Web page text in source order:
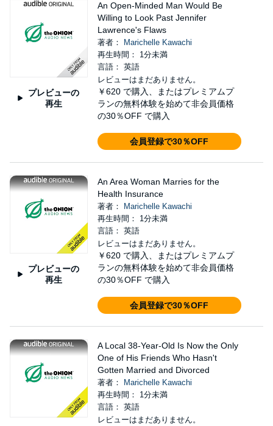
プレビューの
再生
An Open-Minded Man Would Be
Willing to Look Past Jennifer
Lawrence's Flaws
著者：
Marichelle Kawachi
再生時間： 1分未満
言語： 英語
レビューはまだありません。
￥620 で購入、またはプレミアムプ
ランの無料体験を始めて非会員価格
の30％OFF で購入
会員登録で30％OFF
プレビューの
再生
An Area Woman Marries for the
Health Insurance
著者：
Marichelle Kawachi
再生時間： 1分未満
言語： 英語
レビューはまだありません。
￥620 で購入、またはプレミアムプ
ランの無料体験を始めて非会員価格
の30％OFF で購入
会員登録で30％OFF
A Local 38-Year-Old Is Now the Only
One of His Friends Who Hasn't
Gotten Married and Divorced
著者：
Marichelle Kawachi
再生時間： 1分未満
言語： 英語
レビューはまだありません。